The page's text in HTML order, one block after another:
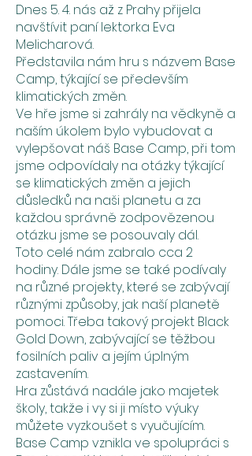
Dnes 5. 4. nás až z Prahy přijela
navštívit paní lektorka Eva
Melicharová.
Představila nám hru s názvem Base
Camp, týkající se především
klimatických změn.
Ve hře jsme si zahrály na vědkyně a
naším úkolem bylo vybudovat a
vylepšovat náš Base Camp, při tom
jsme odpovídaly na otázky týkající
se klimatických změn a jejich
důsledků na naši planetu a za
každou správně zodpovězenou
otázku jsme se posouvaly dál.
Toto celé nám zabralo cca 2
hodiny. Dále jsme se také podívaly
na různé projekty, které se zabývají
různými způsoby, jak naší planetě
pomoci. Třeba takový projekt Black
Gold Down, zabývající se těžbou
fosilních paliv a jejím úplným
zastavením.
Hra zůstává nadále jako majetek
školy, takže i vy si ji místo výuky
můžete vyzkoušet s vyučujícím.
Base Camp vznikla ve spolupráci s